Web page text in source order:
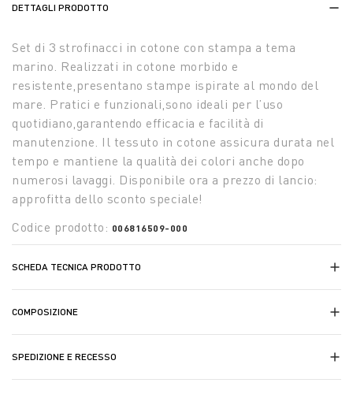
DETTAGLI PRODOTTO
Set di 3 strofinacci in cotone con stampa a tema
marino. Realizzati in cotone morbido e
resistente,presentano stampe ispirate al mondo del
mare. Pratici e funzionali,sono ideali per l’uso
quotidiano,garantendo efficacia e facilità di
manutenzione. Il tessuto in cotone assicura durata nel
tempo e mantiene la qualità dei colori anche dopo
numerosi lavaggi. Disponibile ora a prezzo di lancio:
approfitta dello sconto speciale!
Codice prodotto: 006816509-000
SCHEDA TECNICA PRODOTTO
COMPOSIZIONE
SPEDIZIONE E RECESSO